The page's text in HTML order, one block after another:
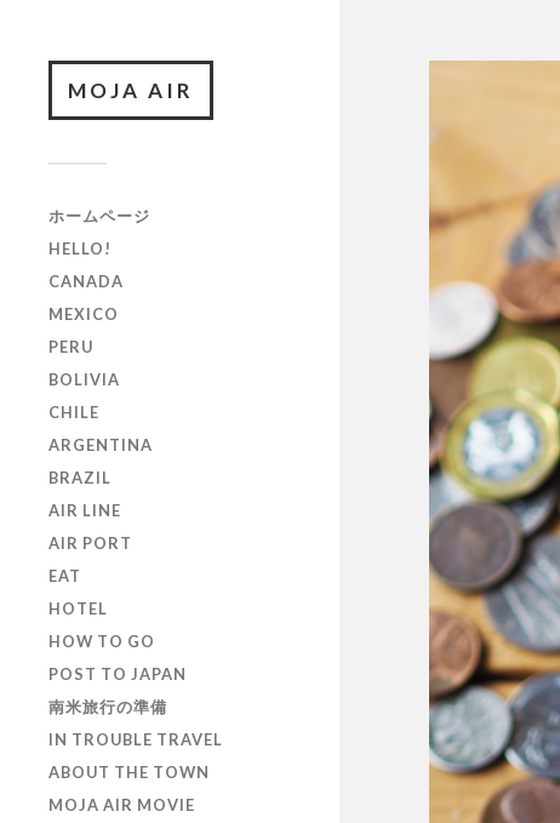
MOJA AIR
ホームページ
HELLO!
CANADA
MEXICO
PERU
BOLIVIA
CHILE
ARGENTINA
BRAZIL
AIR LINE
AIR PORT
EAT
HOTEL
HOW TO GO
POST TO JAPAN
南米旅行の準備
IN TROUBLE TRAVEL
ABOUT THE TOWN
MOJA AIR MOVIE